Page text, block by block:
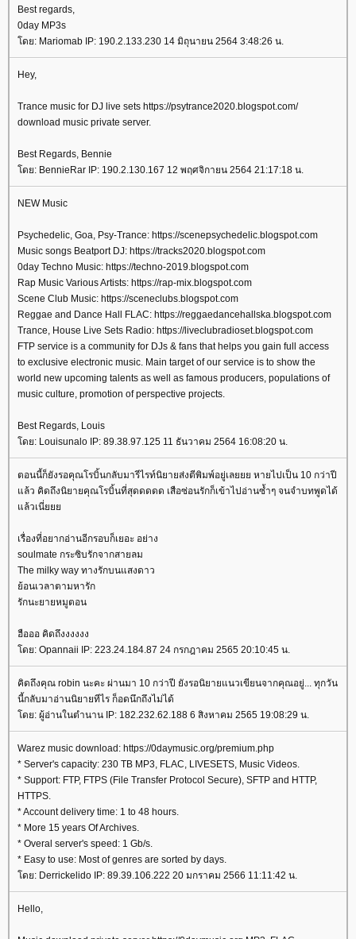
Best regards,
0day MP3s
ดย: Mariomab IP: 190.2.133.230 14 มิถุนายน 2564 3:48:26 น.
Hey,
Trance music for DJ live sets https://psytrance2020.blogspot.com/
download music private server.
Best Regards, Bennie
ดย: BennieRar IP: 190.2.130.167 12 พฤศจิกายน 2564 21:17:18 น.
NEW Music
Psychedelic, Goa, Psy-Trance: https://scenepsychedelic.blogspot.com
Music songs Beatport DJ: https://tracks2020.blogspot.com
0day Techno Music: https://techno-2019.blogspot.com
Rap Music Various Artists: https://rap-mix.blogspot.com
Scene Club Music: https://sceneclubs.blogspot.com
Reggae and Dance Hall FLAC: https://reggaedancehallska.blogspot.com
Trance, House Live Sets Radio: https://liveclubradioset.blogspot.com
FTP service is a community for DJs & fans that helps you gain full access
to exclusive electronic music. Main target of our service is to show the
world new upcoming talents as well as famous producers, populations of
music culture, promotion of perspective projects.
Best Regards, Louis
ดย: Louisunalo IP: 89.38.97.125 11 ธันวาคม 2564 16:08:20 น.
ตอนนี้ก็ยังรอคุณโรบิ้นกลับมารีไรท์นิยายส่งตีพิมพ์อยู่เลยยย หายไปเป็น 10 กว่าปี
ล้ว คิดถึงนิยายคุณโรบิ้นที่สุดดดดด เสือซ่อนรักก็เข้าไปอ่านซ้ำๆ จนจำบทพูดได้
ล้วเนี่
เรื่องที่อยากอ่านอีกรอบก็เยอะ อย่าง
soulmate กระซิบรักจากสายลม
The milky way ทางรักบนแสงดาว
้อนเวลาตามหารัก
รักนะยายหมูตอน
ฮือออ คิดถึงงงงงง
ดย: Opannaii IP: 223.24.184.87 24 กรกฎาคม 2565 20:10:45 น.
คิดถึงคุณ robin นะคะ ผ่านมา 10 กว่าปี ยังรอนิยายแนวเขียนจากคุณอยู่... ทุกวัน
นี้กลับมาอ่านนิยายทีไร ก็อดนึกถึงไม่ได้
ดย: ผู้อ่านในตำนาน IP: 182.232.62.188 6 สิงหาคม 2565 19:08:29 น.
Warez music download: https://0daymusic.org/premium.php
* Server's capacity: 230 TB MP3, FLAC, LIVESETS, Music Videos.
* Support: FTP, FTPS (File Transfer Protocol Secure), SFTP and HTTP,
HTTPS.
* Account delivery time: 1 to 48 hours.
* More 15 years Of Archives.
* Overal server's speed: 1 Gb/s.
* Easy to use: Most of genres are sorted by days.
ดย: Derrickelido IP: 89.39.106.222 20 มกราคม 2566 11:11:42 น.
Hello,